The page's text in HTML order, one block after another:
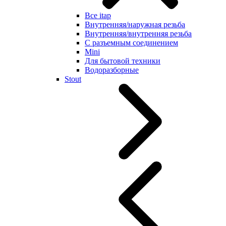
Все itap
Внутренняя/наружная резьба
Внутренняя/внутренняя резьба
С разъемным соединением
Mini
Для бытовой техники
Водоразборные
Stout